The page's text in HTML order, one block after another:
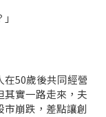
50歲後共同經營
其實一路走來，夫
崩跌，差點讓創